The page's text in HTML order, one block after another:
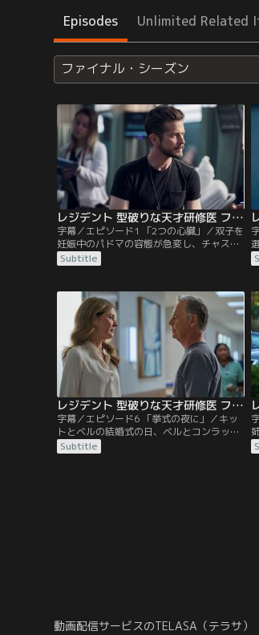
Episodes Unlimited Related
ファイナル・シーズン
レジデント 型破りな天才研修医 ファイナル・シーズン 第01話／字幕
字幕／エピソード1 「2つの心臓」／双子を
妊娠中のパドマの容態が急変し、チャステ
インの医師たちは一丸となって解決策を模
索。イアンが奇跡を起こす。一方、シング
ドは自らの恋愛について、ある決断を下
す。デヴォンは臨床試験を行う。
Subtitle
レジデント 型破りな天才研修医 ファイナル・シーズン 第06話／字幕
字幕／エピソード6 「挙式の夜に」／キッ
トとベルの結婚式の日、ベルとコンラッド
は病院の大口献金者の娘を担当すること
に。検査の結果、肝不全が発覚するが、予
Subtitle
動画配信サービスのTELASA（テラサ）